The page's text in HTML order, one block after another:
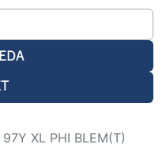
XL PHI BLEM(T)